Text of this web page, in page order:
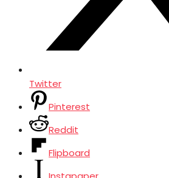
Twitter
Pinterest
Reddit
Flipboard